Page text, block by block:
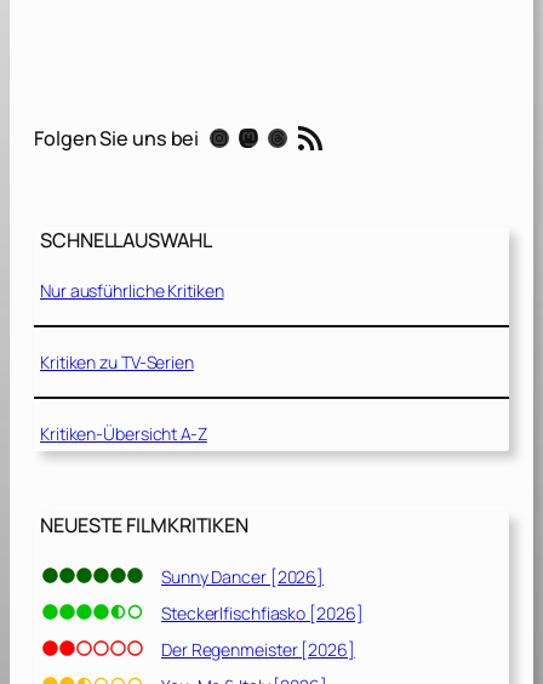
u
d
i
e
[
8
9
Folgen Sie uns bei Instagram Mastodon Threads RSS-Feed
SCHNELLAUSWAHL
Nur ausführliche Kritiken
Kritiken zu TV-Serien
Kritiken-Übersicht A-Z
NEUESTE FILMKRITIKEN
Sunny Dancer [2026]
Steckerlfischfiasko [2026]
Der Regenmeister [2026]